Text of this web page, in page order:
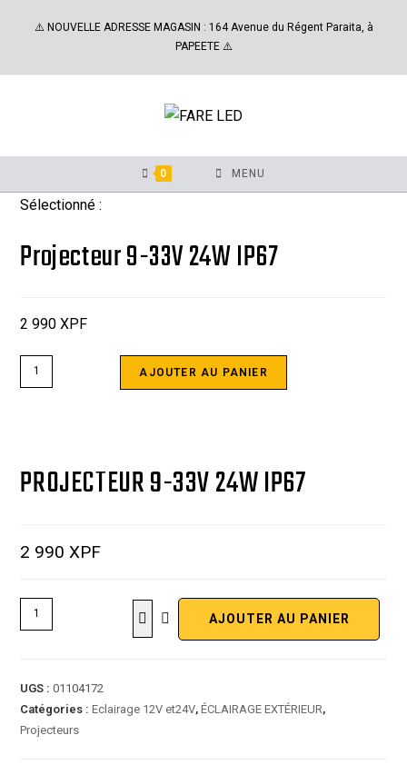
⚠️ NOUVELLE ADRESSE MAGASIN : 164 Avenue du Régent Paraita, à
PAPEETE ⚠️
0 MENU
Sélectionné :
Projecteur 9-33V 24W IP67
2 990XPF
AJOUTER AU PANIER
PROJECTEUR 9-33V 24W IP67
2 990XPF
AJOUTER AU PANIER
UGS :01104172
Catégories :Eclairage 12V et24V,ÉCLAIRAGE EXTÉRIEUR,
Projecteurs